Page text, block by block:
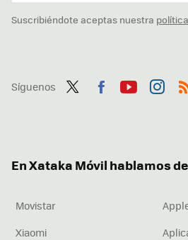
Suscribiéndote aceptas nuestra
Síguenos
En Xataka Móvil hablamos
Movistar
Xiaomi